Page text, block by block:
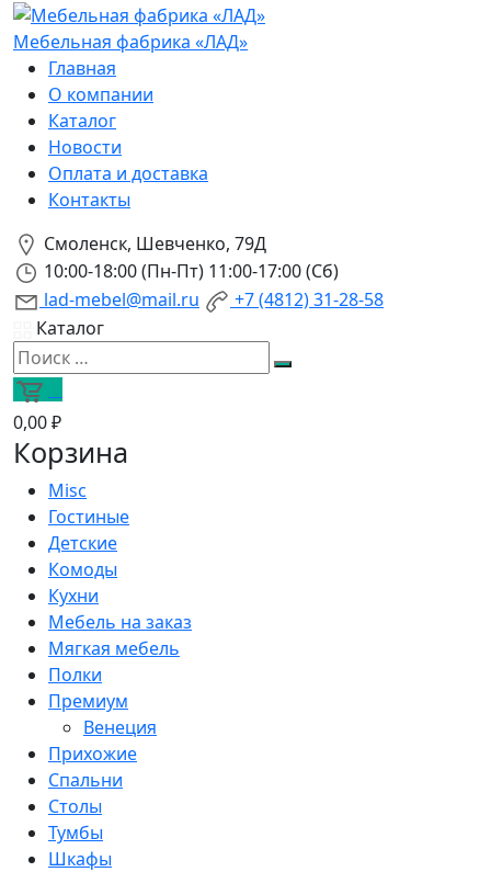
Мебельная фабрика «ЛАД»
Главная
О компании
Каталог
Новости
Оплата и доставка
Контакты
Смоленск, Шевченко, 79Д
10:00-18:00 (Пн-Пт) 11:00-17:00 (Сб)
lad-mebel@mail.ru
+7 (4812) 31-28-58
Каталог
0,00 ₽
Корзина
Misc
Гостиные
Детские
Комоды
Кухни
Мебель на заказ
Мягкая мебель
Полки
Премиум
Венеция
Прихожие
Спальни
Столы
Тумбы
Шкафы